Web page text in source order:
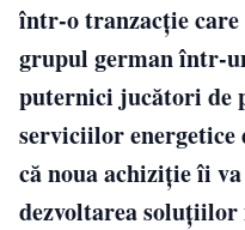
într-o tranzacție
grupul german într-
puternici jucători de
serviciilor energetice
că noua achiziție îi
dezvoltarea